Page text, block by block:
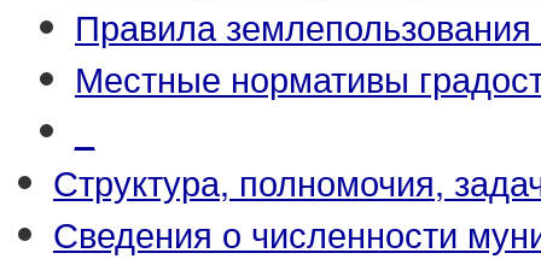
Правила землепользования
Местные нормативы
Структура, полномочия,
Сведения о численности